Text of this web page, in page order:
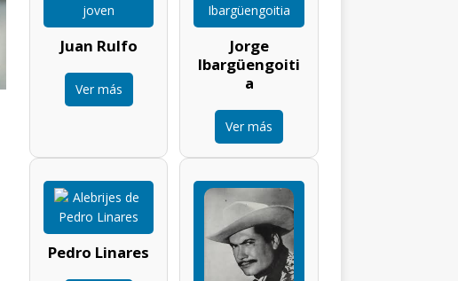
Juan Rulfo
Ver más
Jorge
Ibargüengoiti
a
Ver más
Pedro Linares